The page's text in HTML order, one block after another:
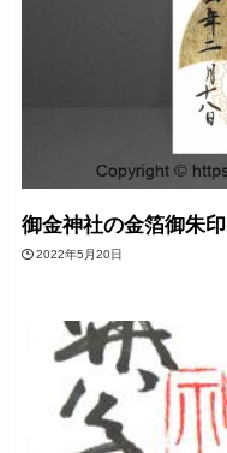
御金神社の金箔御朱印
2022年5月20日